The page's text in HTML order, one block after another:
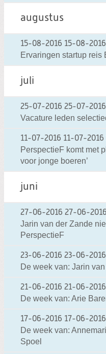
augustus
15-08-2016 15-08-
Ervaringen startup reis
juli
25-07-2016 25-07-
Vacature leden
11-07-2016 11-07-2016
PerspectieF komt met
voor jonge boeren’
juni
27-06-2016 27-06-
Jarin van der Zande
PerspectieF
23-06-2016 23-06-2016
De week van: Jarin
21-06-2016 21-06-
De week van: Arie
17-06-2016 17-06-2016
De week van:
Spoel